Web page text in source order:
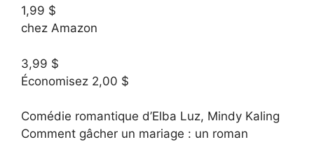
1,99 $
chez Amazon
3,99 $
Économisez 2,00 $
Comédie romantique d’Elba Luz, Mindy Kaling
Comment gâcher un mariage : un roman